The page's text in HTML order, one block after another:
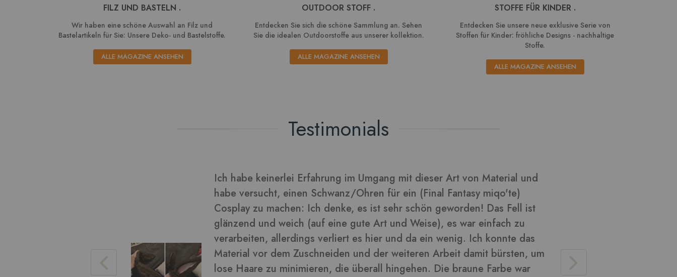
FILZ UND BASTELN .
Wir haben eine schöne Auswahl an Filz und
Bastelartikeln für Sie: Unsere Deko- und Bastelstoffe.
ALLE MAGAZINE ANSEHEN
OUTDOOR STOFF .
Entdecken Sie sich die schöne Sammlung an. Sehen
Sie die idealen Outdoorstoffe aus unserer kollektion.
ALLE MAGAZINE ANSEHEN
STOFFE FÜR KINDER .
Entdecken Sie unsere neue exklusive Serie von
Stoffen für Kinder: fröhliche Designs - nachhaltige
Stoffe.
ALLE MAGAZINE ANSEHEN
Testimonials
Arbeit damit bürsten, um
Die braune Farbe war
Verarbeitet sich gut und die Blätter daraus sehen toll aus ????
Bilder in dieser Rezension
Vera-Kunden